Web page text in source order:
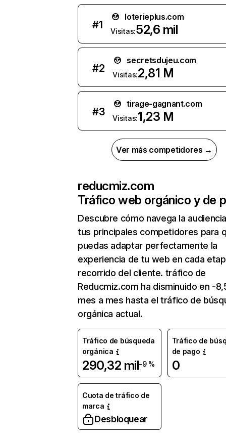
#1
loterieplus.com
Visitas:52,6 mil
#2
secretsdujeu.com
Visitas:2,81 M
#3
tirage-gagnant.com
Visitas:1,23 M
Ver más competidores →
reducmiz.com
Tráfico web orgánico y de
Descubre cómo navega la
tus principales competidores para
puedas adaptar perfectamente la
experiencia de tu web en cada
recorrido del cliente. tráfico de
Reducmiz.com ha disminuido en -
mes a mes hasta el tráfico de
orgánica actual.
Tráfico de búsqueda
orgánica
290,32 mil-9 %
Tráfico de
de pago
0
Cuota de tráfico de
marca
Desbloquear